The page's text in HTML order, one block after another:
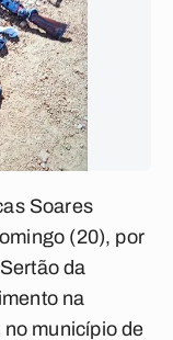
Soares
(20), por
da
na
município de